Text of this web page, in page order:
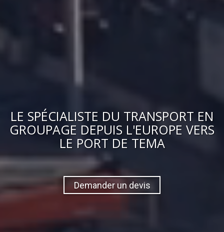
LE SPÉCIALISTE DU TRANSPORT EN
GROUPAGE DEPUIS L'EUROPE VERS
LE PORT DE TEMA
Demander un devis